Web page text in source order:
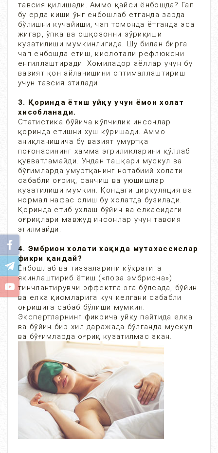
тавсия қилишади. Аммо қайси ёнбошда? Гап
бу ерда киши ўнг ёнбошлаб ётганда зарда
бўлишни кучайиши, чап томонда ётганда эса
жигар, ўпка ва ошқозонни зўриқиши
кузатилиши мумкинлигида. Шу билан бирга
чап ёнбошда ётиш, кислотали рефлюксни
енгиллаштиради. Хомиладор аёллар учун бу
вазият қон айланишини оптималлаштириш
учун тавсия этилади.
3. Қоринда ётиш уйқу учун ёмон холат
хисобланади.
Статистика бўйича кўпчилик инсонлар
қоринда ётишни хуш кўришади. Аммо
аниқланишича бу вазият умуртқа
поғонасининг хамма эгриликларини қўллаб
қувватламайди. Ундан ташқари мускул ва
бўғимларда умуртқанинг нотабиий холати
сабабли оғриқ, санчиш ва уюшишлар
кузатилиши мумкин. Қондаги циркуляция ва
нормал нафас олиш бу холатда бузилади.
Қоринда ётиб ухлаш бўйин ва елкасидаги
оғриқлари мавжуд инсонлар учун тавсия
этилмайди.
4. Эмбрион холати хақида мутахассислар
фикри қандай?
Ёнбошлаб ва тиззаларини кўкрагига
яқинлаштириб ётиш («поза эмбриона»)
тинчлантирувчи эффектга эга бўлсада, бўйин
ва елка қисмларига куч келгани сабабли
оғришига сабаб бўлиши мумкин.
Экспертларнинг фикрича уйқу пайтида елка
ва бўйин бир хил даражада бўлганда мускул
ва бўғимларда оғриқ кузатилмас экан.